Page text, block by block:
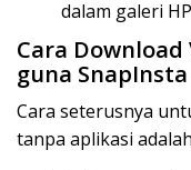
dalam galeri
Cara
guna SnapInsta
Cara seterusnya
tanpa aplikasi